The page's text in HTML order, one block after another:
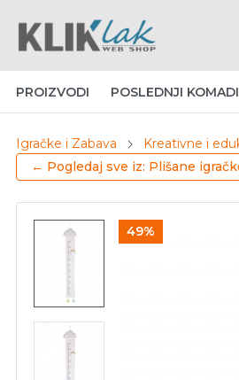
PROIZVODI POSLEDNJI
Igračke i Zabava Kreativne i
← Pogledaj sve iz: Plišane
49%